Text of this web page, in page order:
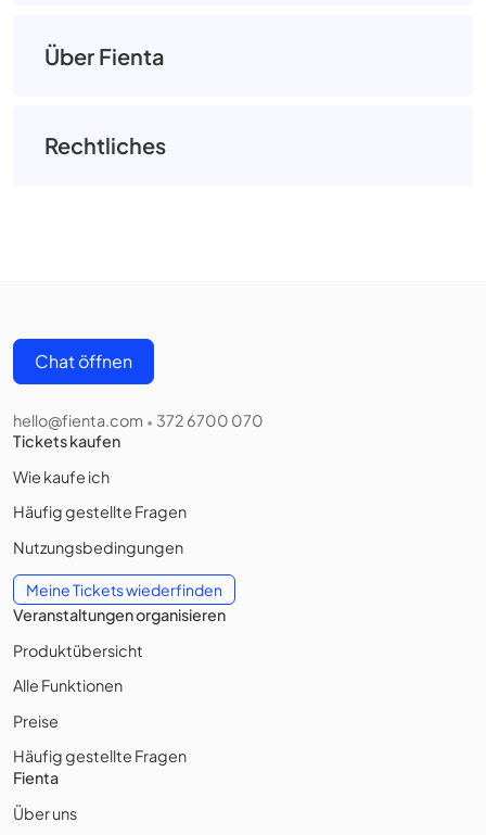
Über Fienta
Rechtliches
Chat öffnen
hello@fienta.com • 372 6700 070
Tickets kaufen
Wie kaufe ich
Häufig gestellte Fragen
Nutzungsbedingungen
Meine Tickets wiederfinden
Veranstaltungen organisieren
Produktübersicht
Alle Funktionen
Preise
Häufig gestellte Fragen
Fienta
Über uns